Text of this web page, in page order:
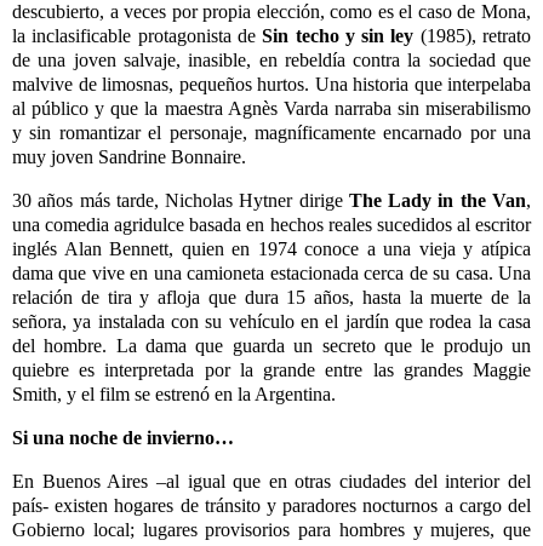
descubierto, a veces por propia elección, como es el caso de Mona,
la inclasificable protagonista deSin techo y sin ley (1985), retrato
de una joven salvaje, inasible, en rebeldía contra la sociedad que
malvive de limosnas, pequeños hurtos. Una historia que interpelaba
al público y que la maestra Agnès Varda narraba sin miserabilismo
y sin romantizar el personaje, magníficamente encarnado por una
muy joven Sandrine Bonnaire.
30 años más tarde, Nicholas Hytner dirige The Lady in the Van,
una comedia agridulce basada en hechos reales sucedidos al escritor
inglés Alan Bennett, quien en 1974 conoce a una vieja y atípica
dama que vive en una camioneta estacionada cerca de su casa. Una
relación de tira y afloja que dura 15 años, hasta la muerte de la
señora, ya instalada con su vehículo en el jardín que rodea la casa
del hombre. La dama que guarda un secreto que le produjo un
quiebre es interpretada por la grande entre las grandes Maggie
Smith, y el film se estrenó en la Argentina.
Si una noche de invierno…
En Buenos Aires –al igual que en otras ciudades del interior del
país- existen hogares de tránsito y paradores nocturnos a cargo del
Gobierno local; lugares provisorios para hombres y mujeres, que